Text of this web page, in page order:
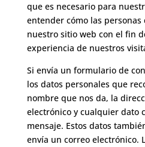
que es necesario para
entender cómo las
nuestro sitio web con el fin
experiencia de nuestros
Si envía un formulario de
los datos personales que
nombre que nos da, la
electrónico y cualquier dato
mensaje. Estos datos
envía un correo electrónico.